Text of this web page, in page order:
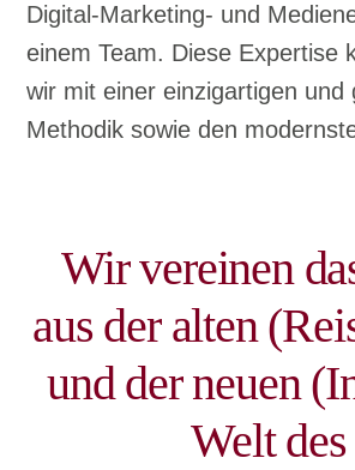
Digital-Marketing- und
einem Team. Diese Expertise
wir mit einer einzigartigen und
Methodik sowie den
Wir vereinen
aus der alten
und der neuen
Welt des